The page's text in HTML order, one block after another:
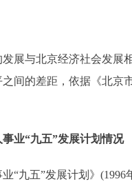
与北京经济社会发展相
间的差距，依据《北京
业“九五”发展计划情况
九五”发展计划》(1996